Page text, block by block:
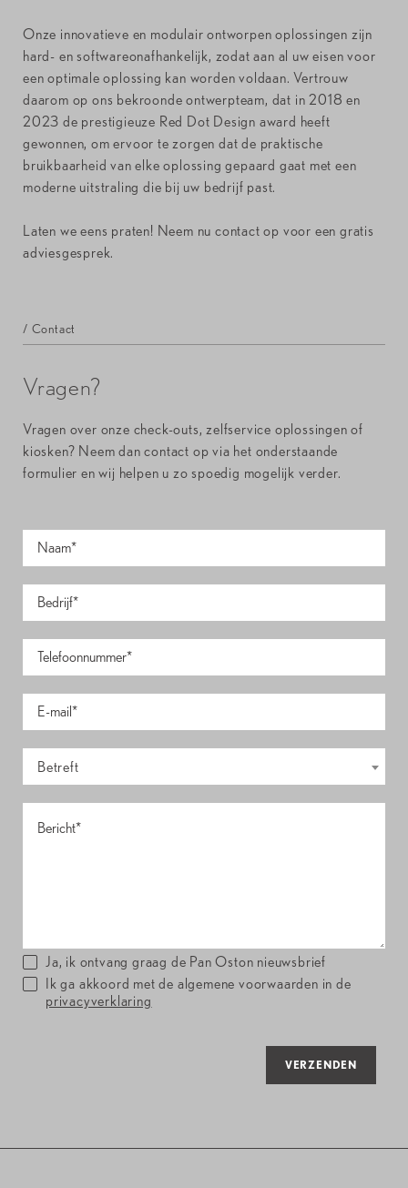
Onze innovatieve en modulair ontworpen oplossingen zijn
hard- en softwareonafhankelijk, zodat aan al uw eisen voor
een optimale oplossing kan worden voldaan. Vertrouw
daarom op ons bekroonde ontwerpteam, dat in 2018 en
2023 de prestigieuze Red Dot Design award heeft
gewonnen, om ervoor te zorgen dat de praktische
bruikbaarheid van elke oplossing gepaard gaat met een
moderne uitstraling die bij uw bedrijf past.
Laten we eens praten! Neem nu contact op voor een gratis
adviesgesprek.
/ Contact
Vragen?
Vragen over onze check-outs, zelfservice oplossingen of
kiosken? Neem dan contact op via het onderstaande
formulier en wij helpen u zo spoedig mogelijk verder.
Betreft
Ja, ik ontvang graag de Pan Oston nieuwsbrief
Ik ga akkoord met de algemene voorwaarden in de
privacyverklaring
VERZENDEN